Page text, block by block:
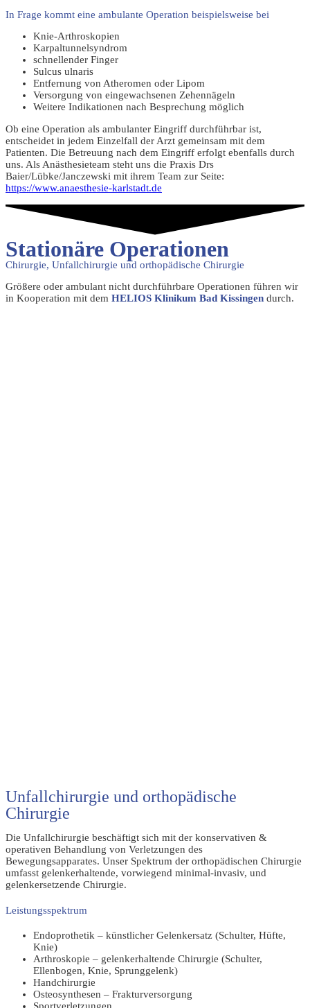
In Frage kommt eine ambulante Operation beispielsweise bei
Knie-Arthroskopien
Karpaltunnelsyndrom
schnellender Finger
Sulcus ulnaris
Entfernung von Atheromen oder Lipom
Versorgung von eingewachsenen Zehennägeln
Weitere Indikationen nach Besprechung möglich
Ob eine Operation als ambulanter Eingriff durchführbar ist,
entscheidet in jedem Einzelfall der Arzt gemeinsam mit dem
Patienten. Die Betreuung nach dem Eingriff erfolgt ebenfalls durch
uns. Als Anästhesieteam steht uns die Praxis Drs
Baier/Lübke/Janczewski mit ihrem Team zur Seite:
https://www.anaesthesie-karlstadt.de
Stationäre Operationen
Chirurgie, Unfallchirurgie und orthopädische Chirurgie
Größere oder ambulant nicht durchführbare Operationen führen wir
in Kooperation mit dem HELIOS Klinikum Bad Kissingen durch.
Unfallchirurgie und orthopädische
Chirurgie
Die Unfallchirurgie beschäftigt sich mit der konservativen &
operativen Behandlung von Verletzungen des
Bewegungsapparates. Unser Spektrum der orthopädischen Chirurgie
umfasst gelenkerhaltende, vorwiegend minimal-invasiv, und
gelenkersetzende Chirurgie.
Leistungsspektrum
Endoprothetik – künstlicher Gelenkersatz (Schulter, Hüfte,
Knie)
Arthroskopie – gelenkerhaltende Chirurgie (Schulter,
Ellenbogen, Knie, Sprunggelenk)
Handchirurgie
Osteosynthesen – Frakturversorgung